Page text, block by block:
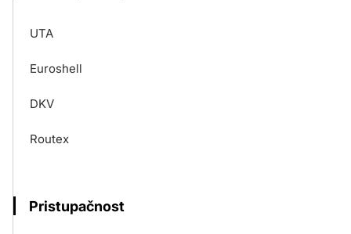
UTA
Euroshell
DKV
Routex
Pristupačnost